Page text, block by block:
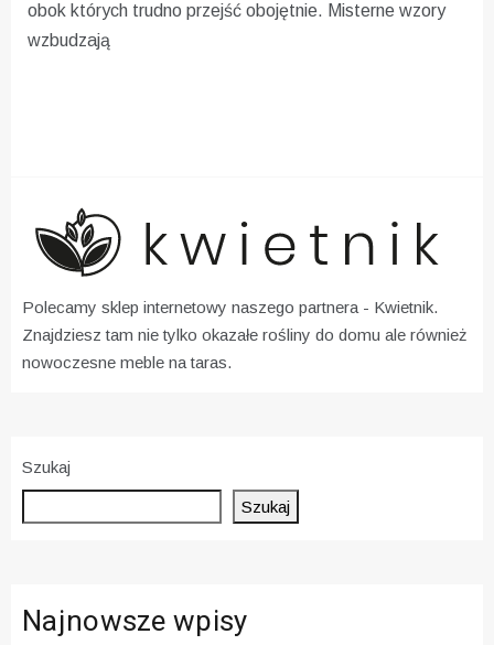
obok których trudno przejść obojętnie. Misterne wzory
wzbudzają
Polecamy sklep internetowy naszego partnera - Kwietnik.
Znajdziesz tam nie tylko okazałe rośliny do domu ale również
nowoczesne meble na taras.
Szukaj
Szukaj
Najnowsze wpisy